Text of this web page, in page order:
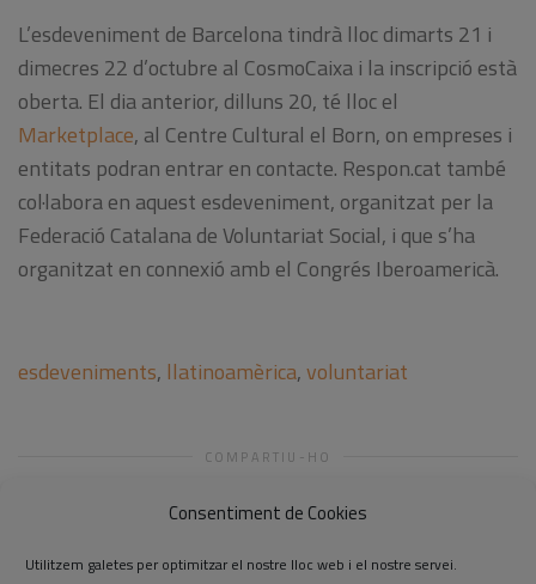
Consentiment de Cookies
Utilitzem galetes per optimitzar el nostre lloc web i el nostre servei.
L’esdeveniment de Barcelona tindrà llocdimarts 21 i
dimecres 22 d’octubre al CosmoCaixa i la inscripció està
oberta. El diaanterior, dilluns 20, té llocel
Marketplace, al Centre Cultural el Born, on empreses i
entitats podran entrar en contacte. Respon.cat també
col·labora en aquest esdeveniment, organitzat per la
Federació Catalana deVoluntariat Social, i que s’ha
organitzat en connexió amb el Congrés Iberoamericà.
esdeveniments, llatinoamèrica,voluntariat
COMPARTIU-HO